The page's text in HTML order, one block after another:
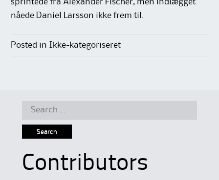
sprintede fra Alexander Fischer, men indlægget
nåede Daniel Larsson ikke frem til.
Posted in Ikke-kategoriseret
Search
Contributors